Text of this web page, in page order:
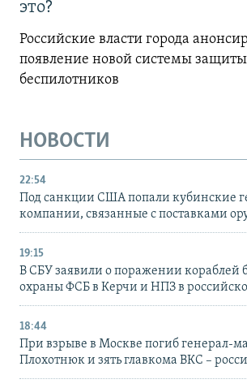
это?
Российские власти города
появление новой системы
беспилотников
НОВОСТИ
22:54
Под санкции США попали кубинские
компании, связанные с поставками
19:15
В СБУ заявили о поражении кораблей
охраны ФСБ в Керчи и НПЗ в
18:44
При взрыве в Москве погиб генерал-
Плохотнюк и зять главкома ВКС –